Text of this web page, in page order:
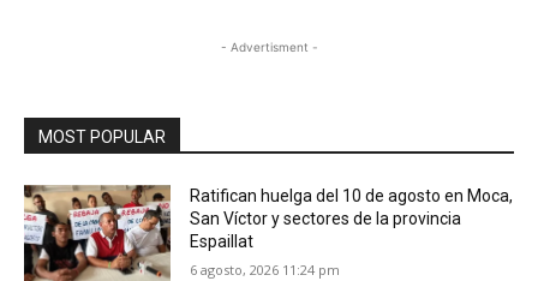
- Advertisment -
MOST POPULAR
Ratifican huelga del 10 de agosto en Moca,
San Víctor y sectores de la provincia
Espaillat
6 agosto, 2026 11:24 pm